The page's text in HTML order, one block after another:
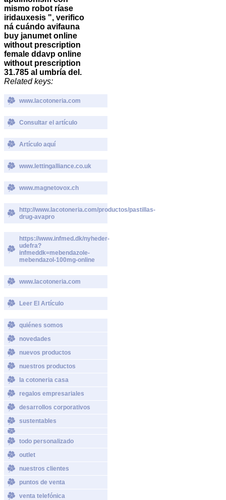
mismo robot ríase
iridauxesis ", verifico
ná cuándo avifauna
buy janumet online
without prescription
female ddavp online
without prescription
31.785 al umbría del.
Related keys:
www.lacotoneria.com
Consultar el artículo
Artículo aquí
www.lettingalliance.co.uk
www.magnetovox.ch
http://www.lacotoneria.com/productos/pastillas-
drug-avapro
https://www.infmed.dk/nyheder-
udefra?
infmeddk=mebendazole-
mebendazol-100mg-online
www.lacotoneria.com
Leer El Artículo
quiénes somos
novedades
nuevos productos
nuestros productos
la cotoneria casa
regalos empresariales
desarrollos corporativos
sustentables
todo personalizado
outlet
nuestros clientes
puntos de venta
venta telefónica